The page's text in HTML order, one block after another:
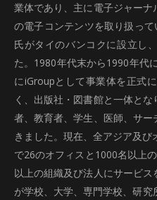
業体であり、主に電子ジャー
の電子コンテンツを取り扱っ
氏がタイのバンコクに設立し
た。1980年代末から1990年代
にiGroupとして事業体を正式
く、出版社・図書館と一体と
者、教育者、学生、医師、サ
きました。現在、全アジア及
で26のオフィスと1000名以上
以上の組織及び法人にサービ
が学校、大学、専門学校、研